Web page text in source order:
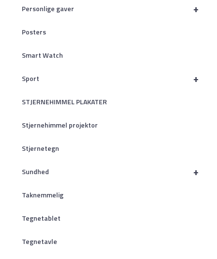
+
Personlige gaver
Posters
Smart Watch
+
Sport
STJERNEHIMMEL PLAKATER
Stjernehimmel projektor
Stjernetegn
+
Sundhed
Taknemmelig
Tegnetablet
Tegnetavle